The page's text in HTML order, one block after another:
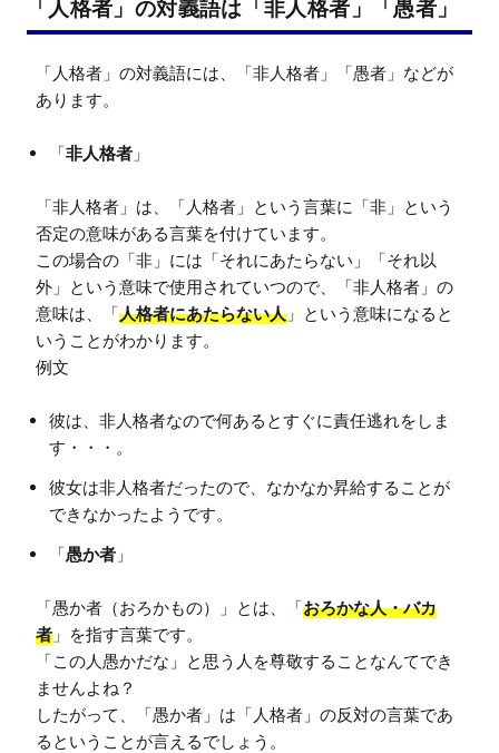
「人格者」の対義語は「非人格者」「愚者」
「人格者」の対義語には、「非人格者」「愚者」などが
「非人格者 」
「非人格者」は、「人格者」という言葉に「非」という
否定の意味がある言葉を付けています。
この場合の「非」には「それにあたらない」「それ以
外」という意味で使用されていつので、「非人格者」の
意味は、「人格者にあたらない人 」という意味になると
いうことがわかります。
彼は、非人格者なので何あるとすぐに責任逃れをしま
す・・・。
彼女は非人格者だったので、なかなか昇給することが
できなかったようです。
「愚か者 」
「愚か者（おろかもの）」とは、「おろかな人・バカ
者 」を指す言葉です。
「この人愚かだな」と思う人を尊敬することなんてでき
ませんよね？
したがって、「愚か者」は「人格者」の反対の言葉であ
るということが言えるでしょう。